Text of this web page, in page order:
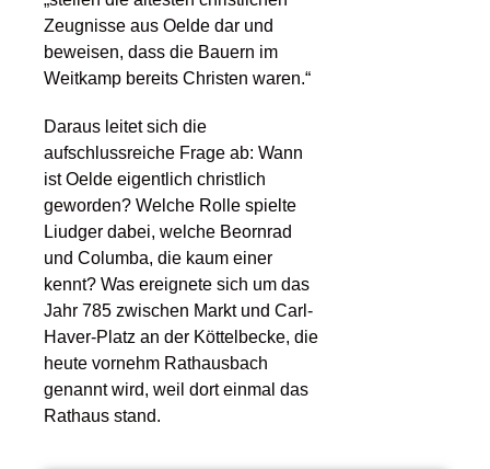
Zeugnisse aus Oelde dar und
beweisen, dass die Bauern im
Weitkamp bereits Christen waren.“
Daraus leitet sich die
aufschlussreiche Frage ab: Wann
ist Oelde eigentlich christlich
geworden? Welche Rolle spielte
Liudger dabei, welche Beornrad
und Columba, die kaum einer
kennt? Was ereignete sich um das
Jahr 785 zwischen Markt und Carl-
Haver-Platz an der Köttelbecke, die
heute vornehm Rathausbach
genannt wird, weil dort einmal das
Rathaus stand.